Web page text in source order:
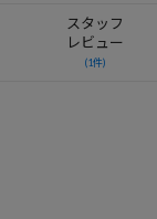
スタッフ
レビュー
(1件)